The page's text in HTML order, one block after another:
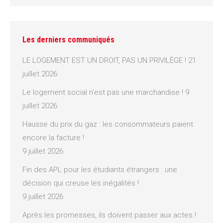
Les derniers communiqués
LE LOGEMENT EST UN DROIT, PAS UN PRIVILÈGE ! 21
juillet 2026
Le logement social n’est pas une marchandise ! 9
juillet 2026
Hausse du prix du gaz : les consommateurs paient
encore la facture !
9 juillet 2026
Fin des APL pour les étudiants étrangers : une
décision qui creuse les inégalités !
9 juillet 2026
Après les promesses, ils doivent passer aux actes !